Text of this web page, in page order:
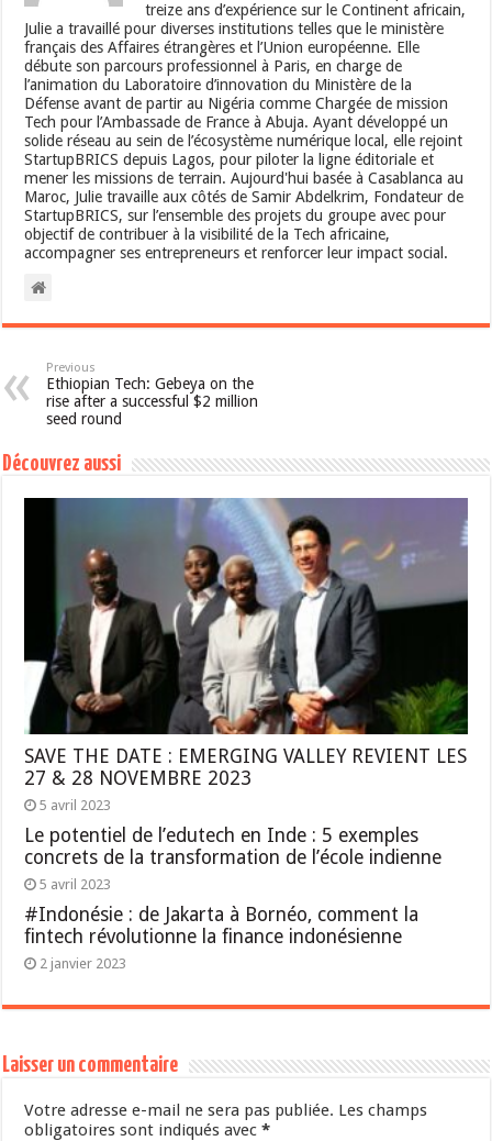
treize ans d’expérience sur le Continent africain,
Julie a travaillé pour diverses institutions telles que le ministère
français des Affaires étrangères et l’Union européenne. Elle
débute son parcours professionnel à Paris, en charge de
l’animation du Laboratoire d’innovation du Ministère de la
Défense avant de partir au Nigéria comme Chargée de mission
Tech pour l’Ambassade de France à Abuja. Ayant développé un
solide réseau au sein de l’écosystème numérique local, elle rejoint
StartupBRICS depuis Lagos, pour piloter la ligne éditoriale et
mener les missions de terrain. Aujourd'hui basée à Casablanca au
Maroc, Julie travaille aux côtés de Samir Abdelkrim, Fondateur de
StartupBRICS, sur l’ensemble des projets du groupe avec pour
objectif de contribuer à la visibilité de la Tech africaine,
accompagner ses entrepreneurs et renforcer leur impact social.
Previous
Ethiopian Tech: Gebeya on the
rise after a successful $2 million
seed round
Découvrez aussi
SAVE THE DATE : EMERGING VALLEY REVIENT LES
27 & 28 NOVEMBRE 2023
5 avril 2023
Le potentiel de l’edutech en Inde : 5 exemples
concrets de la transformation de l’école indienne
5 avril 2023
#Indonésie : de Jakarta à Bornéo, comment la
fintech révolutionne la finance indonésienne
2 janvier 2023
Laisser un commentaire
Votre adresse e-mail ne sera pas publiée. Les champs
obligatoires sont indiqués avec*